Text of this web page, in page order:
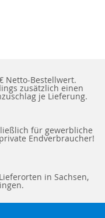
Netto-Bestellwert.
zusätzlich einen
je Lieferung.
für gewerbliche
Endverbraucher!
in Sachsen,